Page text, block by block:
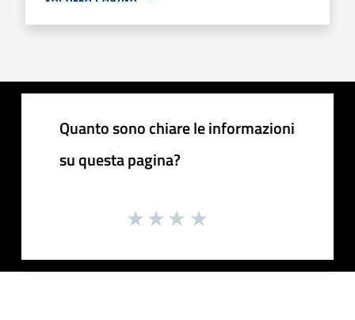
Quanto sono chiare le informazioni
su questa pagina?